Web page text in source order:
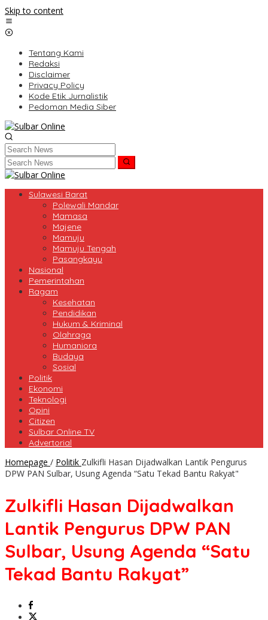
Skip to content
Tentang Kami
Redaksi
Disclaimer
Privacy Policy
Kode Etik Jurnalistik
Pedoman Media Siber
Sulawesi Barat
Polewali Mandar
Mamasa
Majene
Mamuju
Mamuju Tengah
Pasangkayu
Nasional
Pemerintahan
Ragam
Kesehatan
Pendidikan
Hukum & Kriminal
Olahraga
Humaniora
Budaya
Sosial
Politik
Ekonomi
Teknologi
Opini
Citizen
Sulbar Online TV
Advertorial
Homepage / Politik Zulkifli Hasan Dijadwalkan Lantik Pengurus
DPW PAN Sulbar, Usung Agenda “Satu Tekad Bantu Rakyat"
Zulkifli Hasan Dijadwalkan
Lantik Pengurus DPW PAN
Sulbar, Usung Agenda “Satu
Tekad Bantu Rakyat”